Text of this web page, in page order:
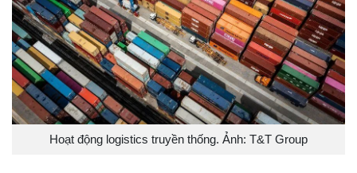
Hoạt động logistics truyền thống. Ảnh: T&T Group